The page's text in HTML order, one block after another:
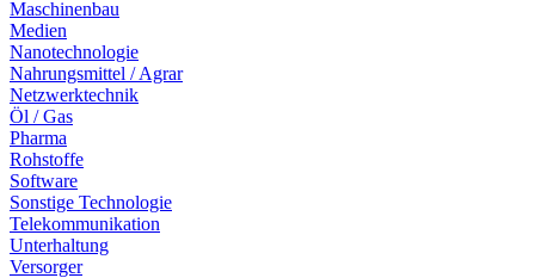
Maschinenbau
Medien
Nanotechnologie
Nahrungsmittel / Agrar
Netzwerktechnik
Öl / Gas
Pharma
Rohstoffe
Software
Sonstige Technologie
Telekommunikation
Unterhaltung
Versorger